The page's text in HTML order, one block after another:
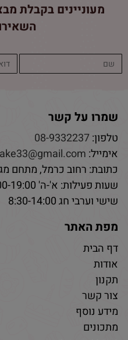
מעוניינים בקבלת
שמרו על קשר
טלפון:08-9332237
אימייל:
כתובת: רחוב כרמל, מתחם
שעות פעילות: א'-ה' 9:00-19:00
שישי וערבי חג 8:30-14:00
מפת האתר
דף הבית
אודות
תקנון
צור קשר
מידע נוסף
מתכונים